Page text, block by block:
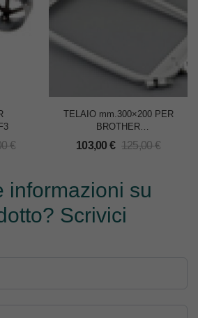
€
TELAIO mm.300×200 PER
BROTHER
PR600/PR600II/PR620/PR650/
103,00 € 125,00€
informazioni su
Scrivici